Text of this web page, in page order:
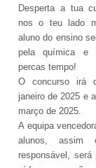
Desperta a tua
nos o teu lado
aluno do ensino
pela química e
percas tempo!
O concurso irá
janeiro de 2025 e
março de 2025.
A equipa
alunos, assim
responsável,